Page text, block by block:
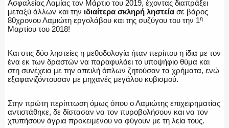
ΟΠΛΑ/ΕΞΟΠΛΙΣΜΟΣ
ΟΜΑΔΕΣ ΕΛ.ΑΣ.
Ασφαλείας Λαμίας τον Μάρτιο του 2019, έχοντας διαπράξει
μεταξύ άλλων και την ιδιαίτερα σκληρή ληστεία σε βάρος
80χρονου Λαμιώτη εργολάβου και της συζύγου του την 1η
Μαρτίου του 2018!
Και στις δύο ληστείες η μεθοδολογία ήταν περίπου η ίδια με τον
ένα εκ των δραστών να παραφυλάει το υποψήφιο θύμα και
στη συνέχεια με την απειλή όπλων ζητούσαν τα χρήματα, ενώ
εξαφανιζόντουσαν με μηχανές μεγάλου κυβισμού.
Στην πρώτη περίπτωση όμως όπου ο Λαμιώτης επιχειρηματίας
αντιστάθηκε, δε δίστασαν να τον πυροβολήσουν και να τον
χτυπήσουν άγρια προκειμένου να φύγουν με τη λεία τους.